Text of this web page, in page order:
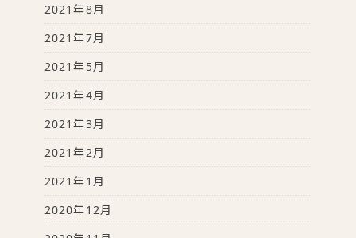
2021年8月
2021年7月
2021年5月
2021年4月
2021年3月
2021年2月
2021年1月
2020年12月